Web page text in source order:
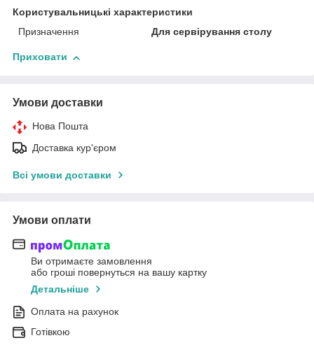
Користувальницькі характеристики
Призначення
Для сервірування столу
Приховати
Умови доставки
Нова Пошта
Доставка кур'єром
Всі умови доставки
Умови оплати
Ви отримаєте замовлення
або гроші повернуться на вашу картку
Детальніше
Оплата на рахунок
Готівкою